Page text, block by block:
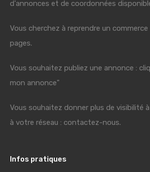
d'annonces et de coordonnées
Vous cherchez à reprendre un
pages.
Vous souhaitez publiez une annonce :
mon annonce"
Vous souhaitez donner plus de visibilité
à votre réseau : contactez-nous.
Infos pratiques